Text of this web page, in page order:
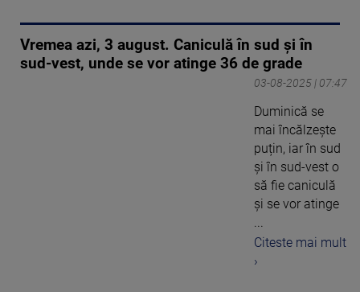
Vremea azi, 3 august. Caniculă în sud și în
sud-vest, unde se vor atinge 36 de grade
03-08-2025 | 07:47
Duminică se
mai încălzește
puțin, iar în sud
și în sud-vest o
să fie caniculă
și se vor atinge
...
Citeste mai mult
›